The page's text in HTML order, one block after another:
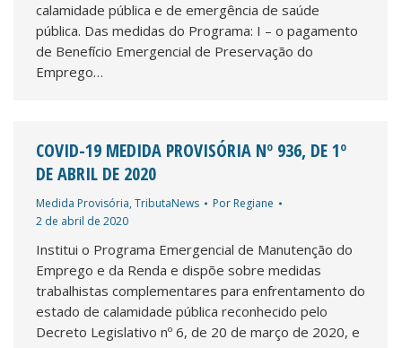
calamidade pública e de emergência de saúde
pública. Das medidas do Programa: I – o pagamento
de Benefício Emergencial de Preservação do
Emprego…
COVID-19 MEDIDA PROVISÓRIA Nº 936, DE 1º
DE ABRIL DE 2020
Medida Provisória,TributaNews Por Regiane
2 de abril de 2020
Institui o Programa Emergencial de Manutenção do
Emprego e da Renda e dispõe sobre medidas
trabalhistas complementares para enfrentamento do
estado de calamidade pública reconhecido pelo
Decreto Legislativo nº 6, de 20 de março de 2020, e